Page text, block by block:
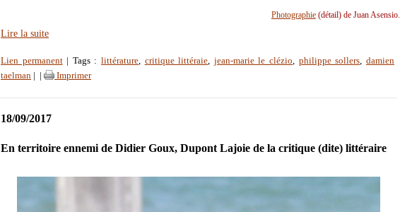
Photographie(détail) de Juan Asensio.
Lire la suite
Lien permanent| Tags :littérature, critique littéraie, jean-marie le clézio, philippe sollers, damien
taelman
Imprimer
18/09/2017
En territoire ennemi de Didier Goux, Dupont Lajoie de la critique (dite) littéraire